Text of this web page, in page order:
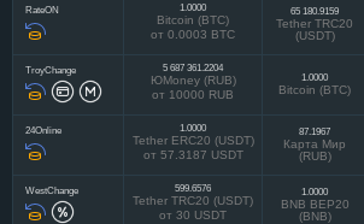
RateON 1.0000
Bitcoin (BTC)
от 0.0003 BTC
65 180.9159
Tether TRC20
(USDT)
TroyChange 5 687 361.2204
ЮMoney (RUB)
от 10000 RUB
1.0000
Bitcoin (BTC)
24Online 1.0000
Tether ERC20 (USDT)
от 57.3187 USDT
87.1967
Карта Мир
(RUB)
WestChange 599.6576
Tether TRC20 (USDT)
от 30 USDT
1.0000
BNB BEP20
(BNB)